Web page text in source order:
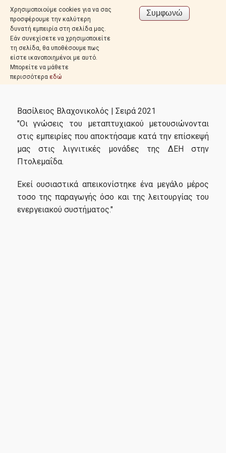
Χρησιμοποιούμε cookies για να σας
προσφέρουμε την καλύτερη
δυνατή εμπειρία στη σελίδα μας.
Εάν συνεχίσετε να χρησιμοποιείτε
τη σελίδα, θα υποθέσουμε πως
είστε ικανοποιημένοι με αυτό.
Μπορείτε να μάθετε
περισσότερα εδώ
Βασίλειος Βλαχονικολός | Σειρά 2021
"Οι γνώσεις του μεταπτυχιακού μετουσιώνονται
στις εμπειρίες που αποκτήσαμε κατά την επίσκεψή
μας στις λιγνιτικές μονάδες της ΔΕΗ στην
Πτολεμαΐδα.
Εκεί ουσιαστικά απεικονίστηκε ένα μεγάλο μέρος
τοσο της παραγωγής όσο και της λειτουργίας του
ενεργειακού συστήματος."